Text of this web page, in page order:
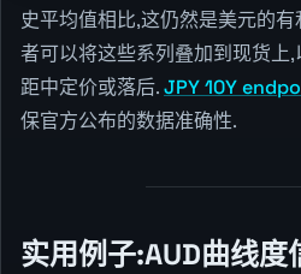
史平均值相比,这仍然是美元的
者可以将这些系列叠加到现货上
距中定价或落后.JPY 10Y
保官方公布的数据准确性.
实用例子:AUD曲线度